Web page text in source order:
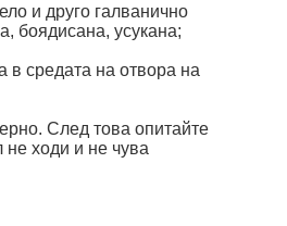
и друго галванично
боядисана, усукана;
в средата на отвора на
След това опитайте
ходи и не чува